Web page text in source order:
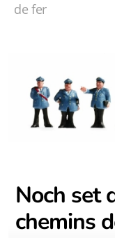
de fer
Noch set
chemins